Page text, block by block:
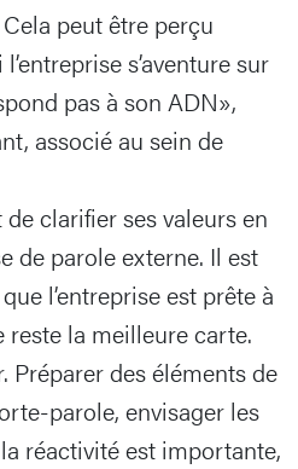
peut être perçu
s’aventure sur
pas à son ADN»,
associé au sein de
clarifier ses valeurs en
de parole externe. Il est
l’entreprise est prête à
reste la meilleure carte.
Préparer des éléments de
parole, envisager les
réactivité est importante,